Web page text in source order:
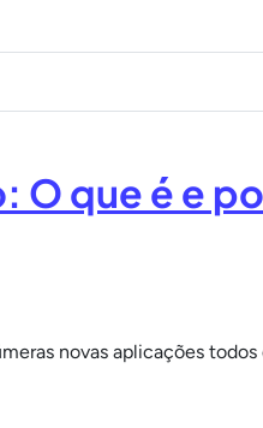
O que é e
novas aplicações todos